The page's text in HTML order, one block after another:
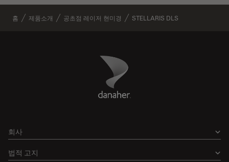
홈 제품소개 공초점 레이저 현미경 STELLARIS DLS
Danaher Logo
회사
법적 고지